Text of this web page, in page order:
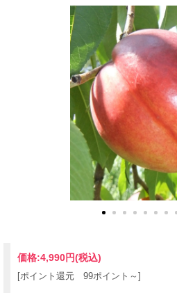
価格:4,990円(税込)
[ポイント還元 99ポイント～]